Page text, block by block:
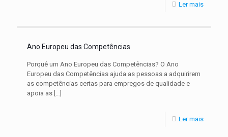
Ler mais
Ano Europeu das Competências
Porquê um Ano Europeu das Competências? O Ano
Europeu das Competências ajuda as pessoas a adquirirem
as competências certas para empregos de qualidade e
apoia as […]
Ler mais